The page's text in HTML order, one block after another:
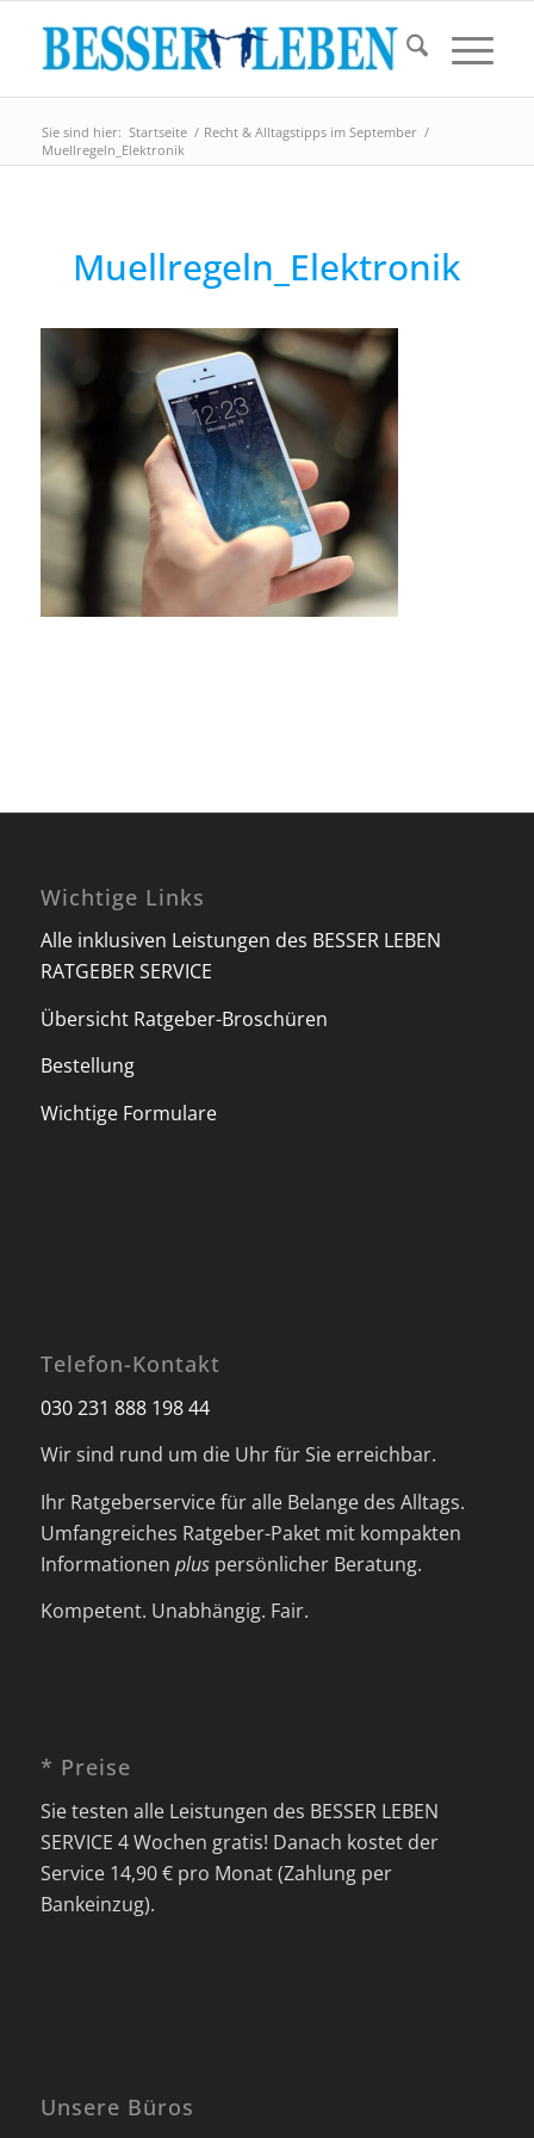
Sie sind hier: Startseite / Recht & Alltagstipps im September /
Muellregeln_Elektronik
Muellregeln_Elektronik
Wichtige Links
Alle inklusiven Leistungen des BESSER LEBEN
RATGEBER SERVICE
Übersicht Ratgeber-Broschüren
Bestellung
Wichtige Formulare
Telefon-Kontakt
030 231 888 198 44
Wir sind rund um die Uhr für Sie erreichbar.
Ihr Ratgeberservice für alle Belange des Alltags.
Umfangreiches Ratgeber-Paket mit kompakten
Informationen pluspersönlicher Beratung.
Kompetent. Unabhängig. Fair.
* Preise
Sie testen alle Leistungen des BESSER LEBEN
SERVICE 4 Wochen gratis! Danach kostet der
Service 14,90 € pro Monat (Zahlung per
Bankeinzug).
Unsere Büros